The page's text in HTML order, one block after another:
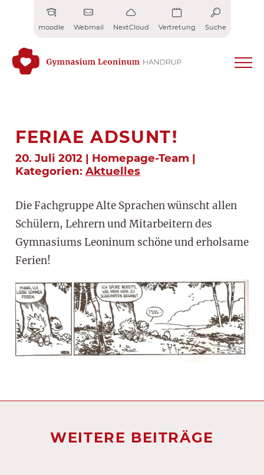
moodle Webmail NextCloud Vertretung Suche
FERIAE ADSUNT!
20. Juli 2012 | Homepage-Team |
Kategorien: Aktuelles
Die Fachgruppe Alte Sprachen wünscht allen
Schülern, Lehrern und Mitarbeitern des
Gymnasiums Leoninum schöne und erholsame
Ferien!
WEITERE BEITRÄGE